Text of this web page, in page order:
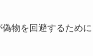
偽物を回避するために